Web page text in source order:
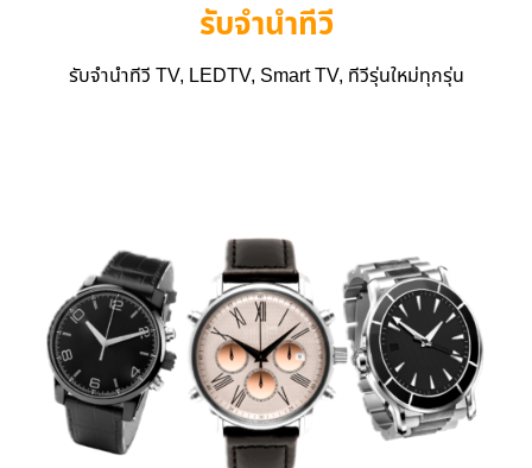
รับจำนำทีวี
รับจำนำทีวี TV, LEDTV, Smart TV, ทีวีรุ่นใหม่ทุกรุ่น